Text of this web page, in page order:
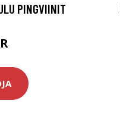
PINGVIINIT